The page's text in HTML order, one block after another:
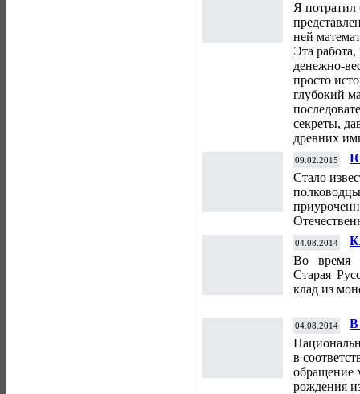
Я потратил
ней
Эта
денежно-
просто
глубокий
секреты,
древних
09.02.2015
Стало
04.08.2014
Во время
Старая
клад из
04.08.2014
В
в
обращение
рождения